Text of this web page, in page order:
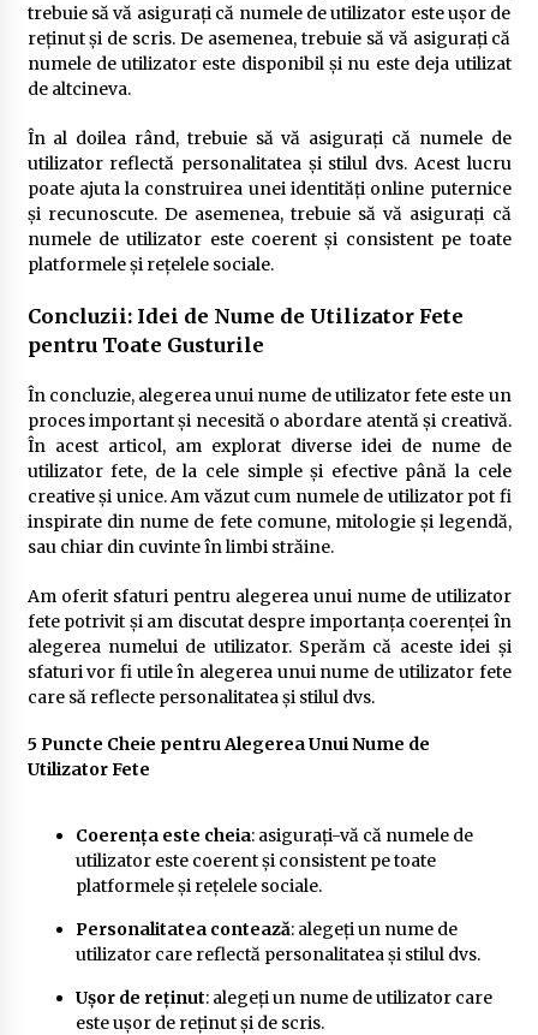
trebuie să vă asigurați că numele de utilizator este ușor de
reținut și de scris. De asemenea, trebuie să vă asigurați că
numele de utilizator este disponibil și nu este deja utilizat
de altcineva.
În al doilea rând, trebuie să vă asigurați că numele de
utilizator reflectă personalitatea și stilul dvs. Acest lucru
poate ajuta la construirea unei identități online puternice
și recunoscute. De asemenea, trebuie să vă asigurați că
numele de utilizator este coerent și consistent pe toate
platformele și rețelele sociale.
Concluzii: Idei de Nume de Utilizator Fete
pentru Toate Gusturile
În concluzie, alegerea unui nume de utilizator fete este un
proces important și necesită o abordare atentă și creativă.
În acest articol, am explorat diverse idei de nume de
utilizator fete, de la cele simple și efective până la cele
creative și unice. Am văzut cum numele de utilizator pot fi
inspirate din nume de fete comune, mitologie și legendă,
sau chiar din cuvinte în limbi străine.
Am oferit sfaturi pentru alegerea unui nume de utilizator
fete potrivit și am discutat despre importanța coerenței în
alegerea numelui de utilizator. Sperăm că aceste idei și
sfaturi vor fi utile în alegerea unui nume de utilizator fete
care să reflecte personalitatea și stilul dvs.
5 Puncte Cheie pentru Alegerea Unui Nume de
Utilizator Fete
Coerența este cheia: asigurați-vă că numele de
utilizator este coerent și consistent pe toate
platformele și rețelele sociale.
Personalitatea contează: alegeți un nume de
utilizator care reflectă personalitatea și stilul dvs.
Ușor de reținut: alegeți un nume de utilizator care
este ușor de reținut și de scris.